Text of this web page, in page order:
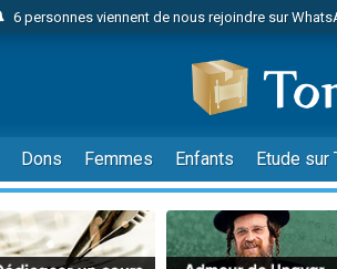
6 personnes viennent de nous rejoindre sur
2 personnes viennent de faire un don pour 1
17 personnes viennent de demander une
4 personnes viennent de nous rejoindre sur
Il reste 49 places pour étudier en groupe sur
Eva vient de donner son Maasser
4 personnes viennent de nous rejoindre sur
Dons Femmes Enfants Etude sur